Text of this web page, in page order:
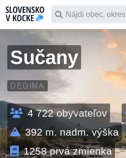
Čo chceš vyhľadať
Sučany
DEDINA
4 722obyvateľov
392m. nadm. výška
1258prvá zmienka